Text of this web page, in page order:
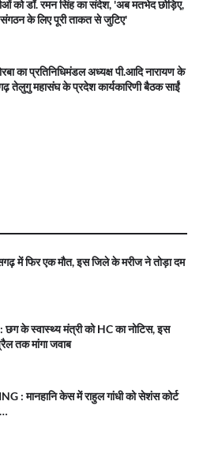
को डॉ. रमन सिंह का संदेश, 'अब मतभेद छोड़िए,
के लिए पूरी ताकत से जुटिए'
का प्रतिनिधिमंडल अध्यक्ष पी.आदि नारायण के
तेलुगु महासंघ के प्रदेश कार्यकारिणी बैठक साईं
में फिर एक मौत, इस जिले के मरीज ने तोड़ा दम
के स्वास्थ्य मंत्री को HC का नोटिस, इस
तक मांगा जवाब
: मानहानि केस में राहुल गांधी को सेशंस कोर्ट